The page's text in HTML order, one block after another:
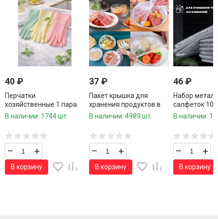
40 ₽
Перчатки
хозяйственные 1 пара
В наличии: 1744 шт.
– +
В корзину
37 ₽
Пакет крышка для
хранения продуктов в
сумочке 100 шт.39
В наличии: 4989 шт.
– +
В корзину
46 ₽
Набор
салфеток 10
см.
В наличии:
– +
В корзину